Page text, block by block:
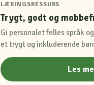
LÆRINGSRESSURS
Trygt, godt og
Gi personalet felles språk
et trygt og inkluderende
Les